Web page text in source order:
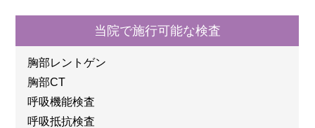
当院で施行可能な検査
胸部レントゲン
胸部CT
呼吸機能検査
呼吸抵抗検査